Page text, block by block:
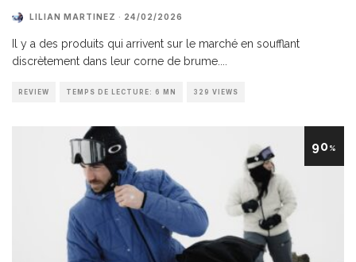
LILIAN MARTINEZ · 24/02/2026
Il y a des produits qui arrivent sur le marché en soufflant
discrètement dans leur corne de brume.
REVIEW TEMPS DE LECTURE: 6 MN 329 VIEWS
90%